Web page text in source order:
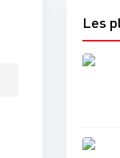
Les